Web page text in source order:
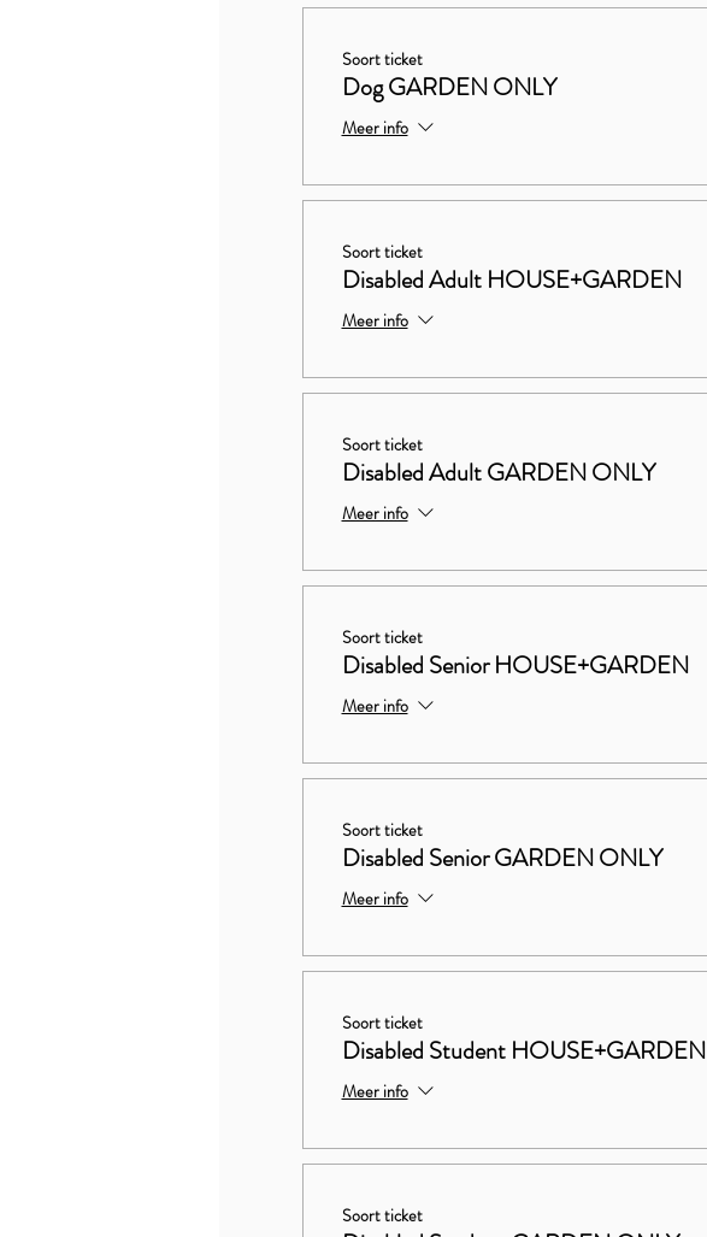
Soort ticket
Dog GARDEN ONLY
Meer info
Soort ticket
Disabled Adult HOUSE+GARDEN
Meer info
Soort ticket
Disabled Adult GARDEN ONLY
Meer info
Soort ticket
Disabled Senior HOUSE+GARDEN
Meer info
Soort ticket
Disabled Senior GARDEN ONLY
Meer info
Soort ticket
Disabled Student HOUSE+GARDEN
Meer info
Soort ticket